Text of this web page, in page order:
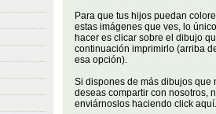
Para que tus hijos puedan
estas imágenes que ves, lo
hacer es clicar sobre el dibujo
continuación imprimirlo (arriba
esa opción).
Si dispones de más dibujos que
deseas compartir con nosotros,
enviárnoslos haciendo click aquí.